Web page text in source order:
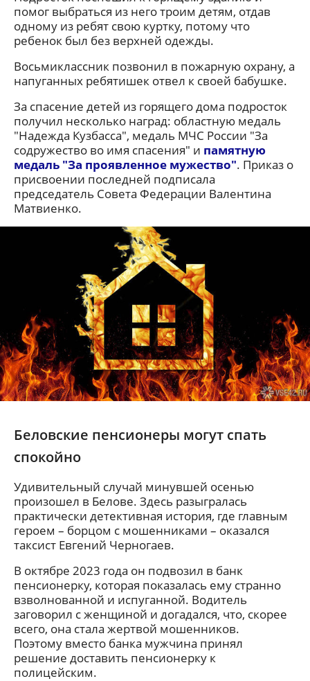
помог выбраться из него троим детям, отдав
одному из ребят свою куртку, потому что
ребенок был без верхней одежды.
Восьмиклассник позвонил в пожарную охрану, а
напуганных ребятишек отвел к своей бабушке.
За спасение детей из горящего дома подросток
получил несколько наград: областную медаль
"Надежда Кузбасса", медаль МЧС России "За
содружество во имя спасения" и памятную
медаль "За проявленное мужество". Приказ о
присвоении последней подписала
председатель Совета Федерации Валентина
Матвиенко.
Беловские пенсионеры могут спать
спокойно
Удивительный случай минувшей осенью
произошел в Белове. Здесь разыгралась
практически детективная история, где главным
героем – борцом с мошенниками – оказался
таксист Евгений Черногаев.
В октябре 2023 года он подвозил в банк
пенсионерку, которая показалась ему странно
взволнованной и испуганной. Водитель
заговорил с женщиной и догадался, что, скорее
всего, она стала жертвой мошенников.
Поэтому вместо банка мужчина принял
решение доставить пенсионерку к
полицейским.